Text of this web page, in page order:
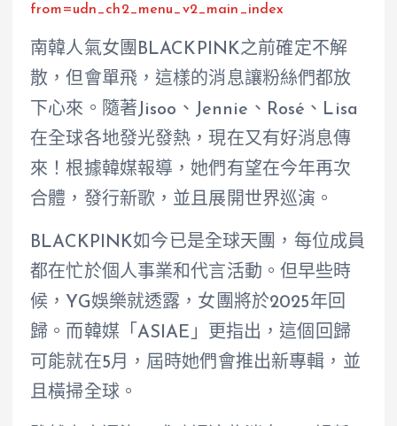
from=udn_ch2_menu_v2_main_index
南韓人氣女團BLACKPINK之前確定不解
散，但會單飛，這樣的消息讓粉絲們都放
下心來。隨著Jisoo、Jennie、Rosé、Lisa
在全球各地發光發熱，現在又有好消息傳
來！根據韓媒報導，她們有望在今年再次
合體，發行新歌，並且展開世界巡演。
BLACKPINK如今已是全球天團，每位成員
都在忙於個人事業和代言活動。但早些時
候，YG娛樂就透露，女團將於2025年回
歸。而韓媒「ASIAE」更指出，這個回歸
可能就在5月，屆時她們會推出新專輯，並
且橫掃全球。